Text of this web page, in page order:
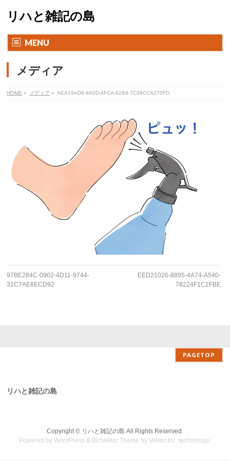
リハと雑記の島
MENU
メディア
HOME » メディア » AEA19AD6-8A0D-4FCA-82B9-7C39CCA270FD
97BE284C-0902-4D11-9744-
31C7AE8ECD92
EED21026-8895-4A74-A540-
78224F1C2FBE
PAGETOP
リハと雑記の島
Copyright © リハと雑記の島 All Rights Reserved.
Powered byWordPress & BizVektor Theme by Vektor,Inc. technology.